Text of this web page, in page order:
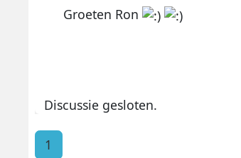
Groeten Ron
Discussie gesloten.
1